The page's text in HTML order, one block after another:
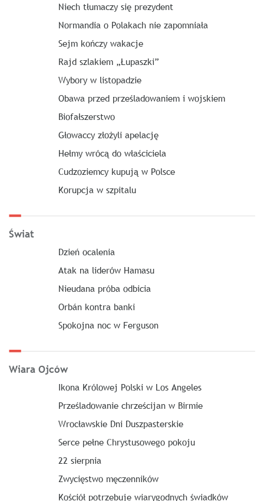
Niech tłumaczy się prezydent
Normandia o Polakach nie zapomniała
Sejm kończy wakacje
Rajd szlakiem „Łupaszki”
Wybory w listopadzie
Obawa przed prześladowaniem i wojskiem
Biofałszerstwo
Głowaccy złożyli apelację
Hełmy wrócą do właściciela
Cudzoziemcy kupują w Polsce
Korupcja w szpitalu
Świat
Dzień ocalenia
Atak na liderów Hamasu
Nieudana próba odbicia
Orbán kontra banki
Spokojna noc w Ferguson
Wiara Ojców
Ikona Królowej Polski w Los Angeles
Prześladowanie chrześcijan w Birmie
Wrocławskie Dni Duszpasterskie
Serce pełne Chrystusowego pokoju
22 sierpnia
Zwycięstwo męczenników
Kościół potrzebuje wiarygodnych świadków